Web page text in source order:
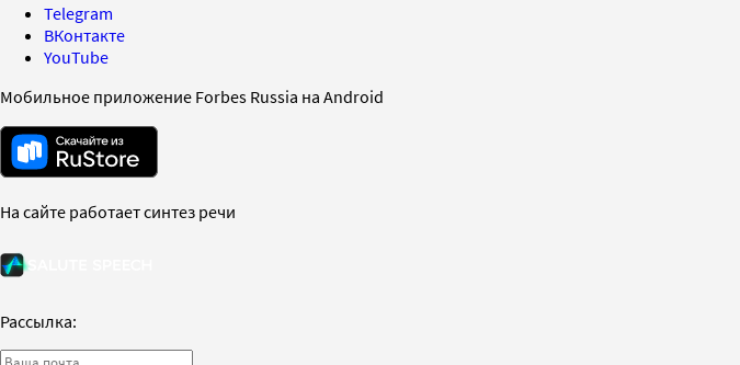
Telegram
ВКонтакте
YouTube
Мобильное приложение Forbes Russia на Android
На сайте работает синтез речи
Рассылка: